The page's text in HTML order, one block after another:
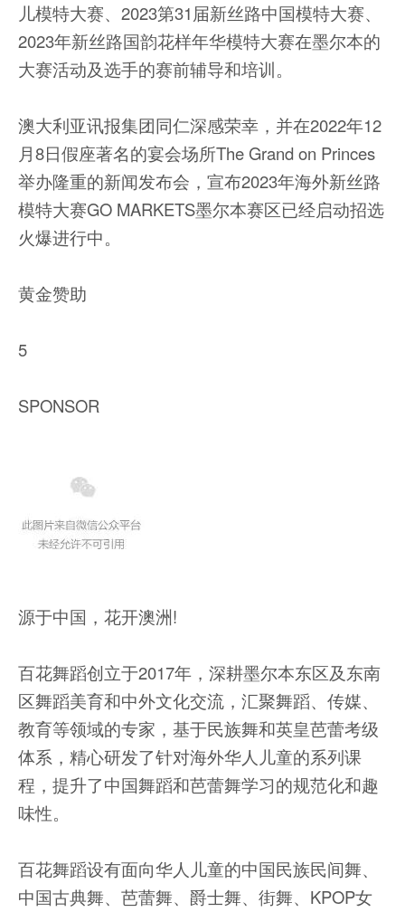
儿模特大赛、2023第31届新丝路中国模特大赛、
2023年新丝路国韵花样年华模特大赛在墨尔本的
大赛活动及选手的赛前辅导和培训。
澳大利亚讯报集团同仁深感荣幸，并在2022年12
月8日假座著名的宴会场所The Grand on Princes
举办隆重的新闻发布会，宣布2023年海外新丝路
模特大赛GO MARKETS墨尔本赛区已经启动招选
火爆进行中。
黄金赞助
5
SPONSOR
源于中国，花开澳洲!
百花舞蹈创立于2017年，深耕墨尔本东区及东南
区舞蹈美育和中外文化交流，汇聚舞蹈、传媒、
教育等领域的专家，基于民族舞和英皇芭蕾考级
体系，精心研发了针对海外华人儿童的系列课
程，提升了中国舞蹈和芭蕾舞学习的规范化和趣
味性。
百花舞蹈设有面向华人儿童的中国民族民间舞、
中国古典舞、芭蕾舞、爵士舞、街舞、KPOP女